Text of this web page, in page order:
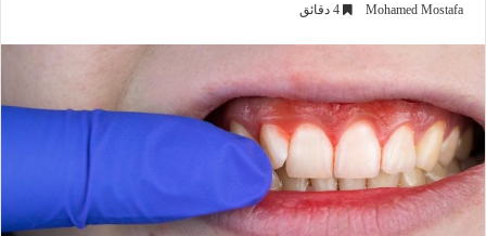
Mohamed Mostafa